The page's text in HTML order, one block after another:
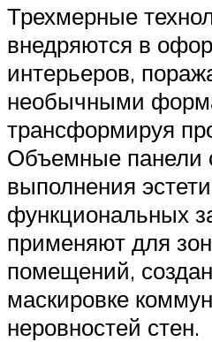
Трехмерные
внедряются в
интерьеров,
необычными
трансформируя
Объемные панели
выполнения
функциональных
применяют для
помещений,
маскировке
неровностей стен.